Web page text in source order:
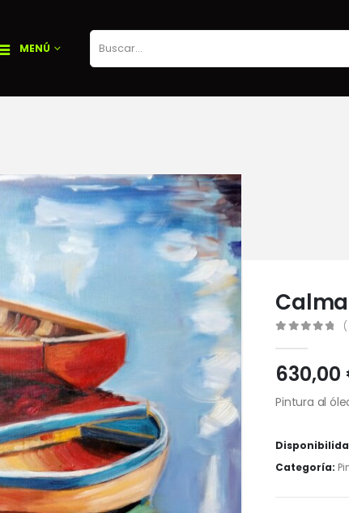
MENÚ
Calma
630,00
Pintura al
Categoría: